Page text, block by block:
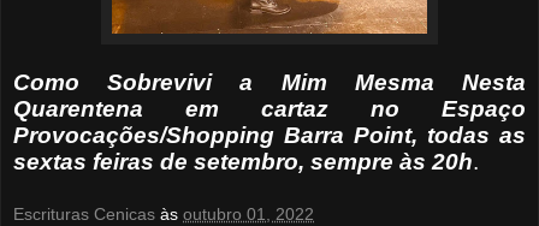
Como Sobrevivi a Mim Mesma Nesta
Quarentena em cartaz
no Espaço
Provocações/Shopping Barra Point, todas as
sextas feiras de setembro, sempre às 20h.
Escrituras Cenicas às outubro 01, 2022